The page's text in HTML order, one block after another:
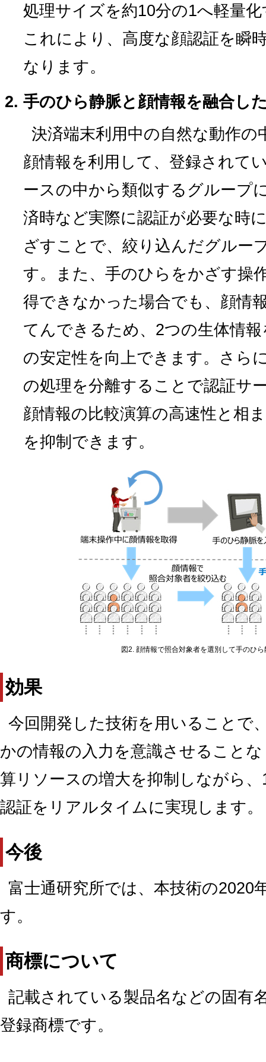
処理サイズを約10分の1へ軽量
これにより、高度な顔認証を瞬
なります。
手のひら静脈と顔情報を融合し
決済端末利用中の自然な動作
顔情報を利用して、登録されて
ースの中から類似するグループ
済時など実際に認証が必要な時
ざすことで、絞り込んだグルー
す。また、手のひらをかざす操
得できなかった場合でも、顔情
てんできるため、2つの生体情
の安定性を向上できます。さら
の処理を分離することで認証サ
顔情報の比較演算の高速性と相
を抑制できます。
図2. 顔情報で照合対象者を選別して手のひ
効果
今回開発した技術を用いることで
かの情報の入力を意識させること
算リソースの増大を抑制しながら
認証をリアルタイムに実現します。
今後
富士通研究所では、本技術の2020
す。
商標について
記載されている製品名などの固有
登録商標です。